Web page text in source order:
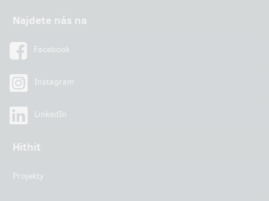
Najdete nás na
Facebook
Instagram
LinkedIn
Hithit
Projekty